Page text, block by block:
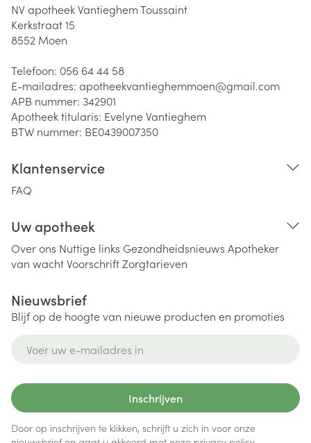
NV apotheek Vantieghem Toussaint
Kerkstraat 15
8552 Moen
Telefoon: 056 64 44 58
E-mailadres: apotheekvantieghemmoen@gmail.com
APB nummer: 342901
Apotheek titularis: Evelyne Vantieghem
BTW nummer: BE0439007350
Klantenservice
FAQ
Uw apotheek
Over ons Nuttige links Gezondheidsnieuws Apotheker
van wachtVoorschriftZorgtarieven
Nieuwsbrief
Blijf op de hoogte van nieuwe producten en promoties
Inschrijven
Door op inschrijven te klikken, schrijft u zich in voor onze